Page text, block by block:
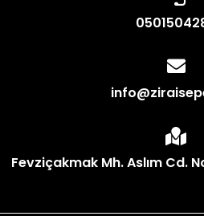
Fevziçakmak Mh. Aslım Cd.